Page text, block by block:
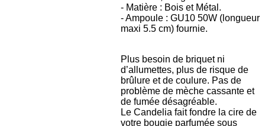
- Matière : Bois et Métal.
- Ampoule : GU10 50W (longueur
maxi 5.5 cm) fournie.
Plus besoin de briquet ni
d’allumettes, plus de risque de
brûlure et de coulure. Pas de
problème de mèche cassante et
de fumée désagréable.
Le Candelia fait fondre la cire de
votre bougie parfumée sous